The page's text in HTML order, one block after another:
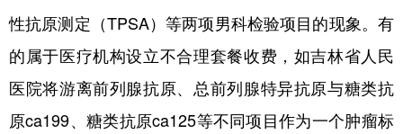
四川 贵州 云南 西藏
陕西 甘肃 青海 宁夏
新疆 内蒙古 黑龙江
性抗原测定（TPSA）等两项男科检验项目的现象。有
的属于医疗机构设立不合理套餐收费，如吉林省人民
医院将游离前列腺抗原、总前列腺特异抗原与糖类抗
原ca199、糖类抗原ca125等不同项目作为一个肿瘤标